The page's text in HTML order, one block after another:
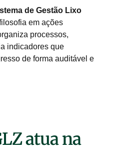
de Gestão Lixo
em ações
processos,
indicadores que
de forma auditável e
atua na